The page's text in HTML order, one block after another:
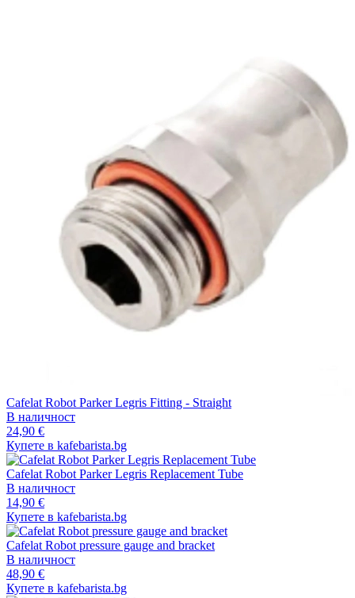
Cafelat Robot Parker Legris Fitting - Straight
В наличност
24,90 €
Купете в kafebarista.bg
Cafelat Robot Parker Legris Replacement Tube
В наличност
14,90 €
Купете в kafebarista.bg
Cafelat Robot pressure gauge and bracket
В наличност
48,90 €
Купете в kafebarista.bg